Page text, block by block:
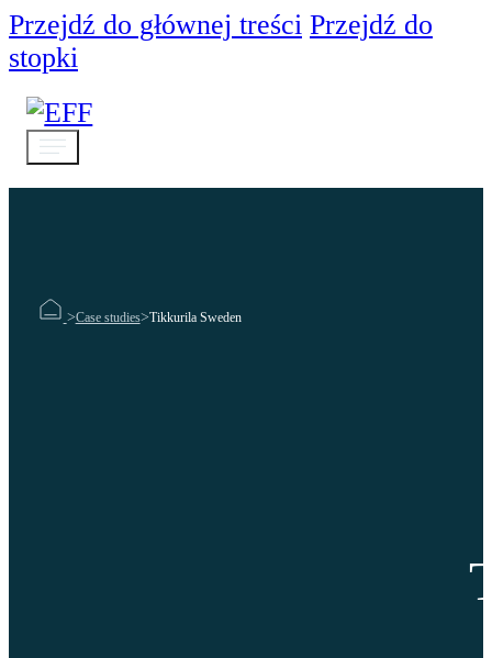
Przejdź do głównej treści Przejdź do
stopki
>Case studies>Tikkurila Sweden